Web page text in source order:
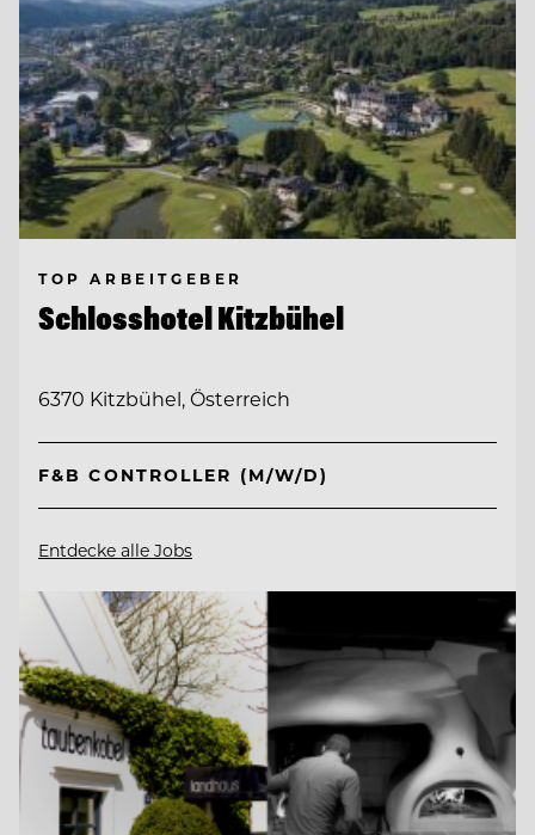
TOP ARBEITGEBER
Schlosshotel Kitzbühel
6370 Kitzbühel, Österreich
F&B CONTROLLER (M/W/D)
Entdecke alle Jobs